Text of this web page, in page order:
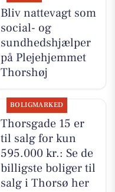
Bliv nattevagt som
social- og
sundhedshjælper
på Plejehjemmet
Thorshøj
BOLIGMARKED
Thorsgade 15 er
til salg for kun
595.000 kr.: Se de
billigste boliger til
salg i Thorsø her